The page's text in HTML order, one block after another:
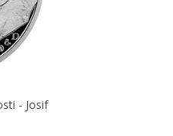
- Josif